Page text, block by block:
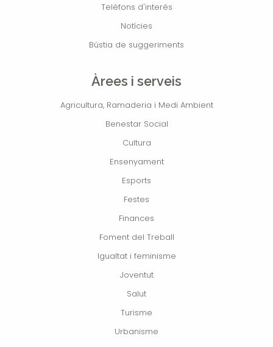
Telèfons d'interés
Notícies
Bústia de suggeriments
Àrees i serveis
Agricultura, Ramaderia i Medi Ambient
Benestar Social
Cultura
Ensenyament
Esports
Festes
Finances
Foment del Treball
Igualtat i feminisme
Joventut
Salut
Turisme
Urbanisme